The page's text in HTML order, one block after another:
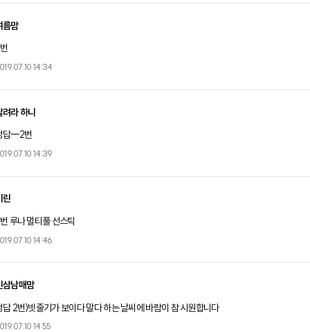
름맘
14:34
려라 하니
답--2번
14:39
린
루나 멀티풀 선스틱
14:46
삼남매맘
답 2번)빗줄기가 보이다 말다 하는 날씨에 바람이 참 시원합니다
14:55